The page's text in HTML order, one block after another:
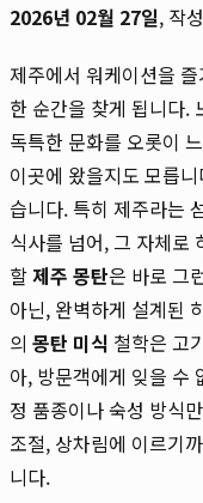
2026년 02월 27일, 작
제주에서 워케이션을
한 순간을 찾게 됩니다.
독특한 문화를 오롯이
이곳에 왔을지도 모릅
습니다. 특히 제주라는
식사를 넘어, 그 자체로
할제주 몽탄은 바로 그
아닌, 완벽하게 설계된
의 몽탄 미식 철학은 고
아, 방문객에게 잊을 수
정 품종이나 숙성 방식
조절, 상차림에 이르기
니다.